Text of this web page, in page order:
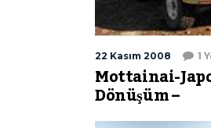
22 Kasım 2008 1
Mottainai-
Dönüşüm –